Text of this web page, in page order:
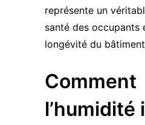
représente un
santé des occupants
longévité du
Comment